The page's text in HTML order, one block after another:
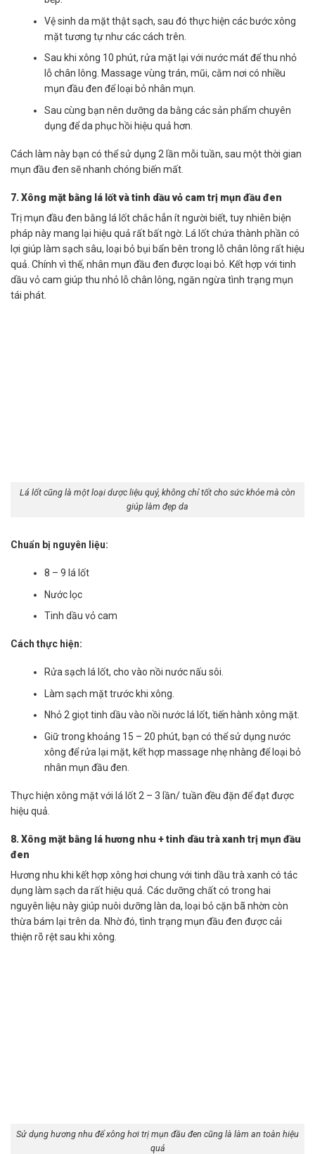
Vệ sinh da mặt thật sạch, sau đó thực hiện các bước xông
mặt tương tự như các cách trên.
Sau khi xông 10 phút, rửa mặt lại với nước mát để thu nhỏ
lỗ chân lông. Massage vùng trán, mũi, cằm nơi có nhiều
mụn đầu đen để loại bỏ nhân mụn.
Sau cùng bạn nên dưỡng da bằng các sản phẩm chuyên
dụng để da phục hồi hiệu quả hơn.
Cách làm này bạn có thể sử dụng 2 lần mỗi tuần, sau một thời gian
mụn đầu đen sẽ nhanh chóng biến mất.
7. Xông mặt bằng lá lốt và tinh dầu vỏ cam trị mụn đầu đen
Trị mụn đầu đen bằng lá lốt chắc hẳn ít người biết, tuy nhiên biện
pháp này mang lại hiệu quả rất bất ngờ. Lá lốt chứa thành phần có
lợi giúp làm sạch sâu, loại bỏ bụi bẩn bên trong lỗ chân lông rất hiệu
quả. Chính vì thế, nhân mụn đầu đen được loại bỏ. Kết hợp với tinh
dầu vỏ cam giúp thu nhỏ lỗ chân lông, ngăn ngừa tình trạng mụn
tái phát.
Lá lốt cũng là một loại dược liệu quý, không chỉ tốt cho sức khỏe mà còn
giúp làm đẹp da
Chuẩn bị nguyên liệu:
8 – 9 lá lốt
Nước lọc
Tinh dầu vỏ cam
Cách thực hiện:
Rửa sạch lá lốt, cho vào nồi nước nấu sôi.
Làm sạch mặt trước khi xông.
Nhỏ 2 giọt tinh dầu vào nồi nước lá lốt, tiến hành xông mặt.
Giữ trong khoảng 15 – 20 phút, bạn có thể sử dụng nước
xông để rửa lại mặt, kết hợp massage nhẹ nhàng để loại bỏ
nhân mụn đầu đen.
Thực hiện xông mặt với lá lốt 2 – 3 lần/ tuần đều đặn để đạt được
hiệu quả.
8. Xông mặt bằng lá hương nhu + tinh dầu trà xanh trị mụn đầu
đen
Hương nhu khi kết hợp xông hơi chung với tinh dầu trà xanh có tác
dụng làm sạch da rất hiệu quả. Các dưỡng chất có trong hai
nguyên liệu này giúp nuôi dưỡng làn da, loại bỏ cặn bã nhờn còn
thừa bám lại trên da. Nhờ đó, tình trạng mụn đầu đen được cải
thiện rõ rệt sau khi xông.
Sử dụng hương nhu để xông hơi trị mụn đầu đen cũng là làm an toàn hiệu
quả